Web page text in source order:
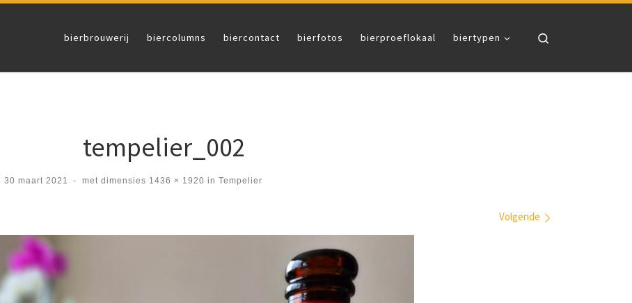
bierbrouwerij biercolumns biercontact bierfotos bierproeflokaal biertypen
tempelier_002
30 maart 2021 - met dimensies 1436 × 1920 in Tempelier
Volgende